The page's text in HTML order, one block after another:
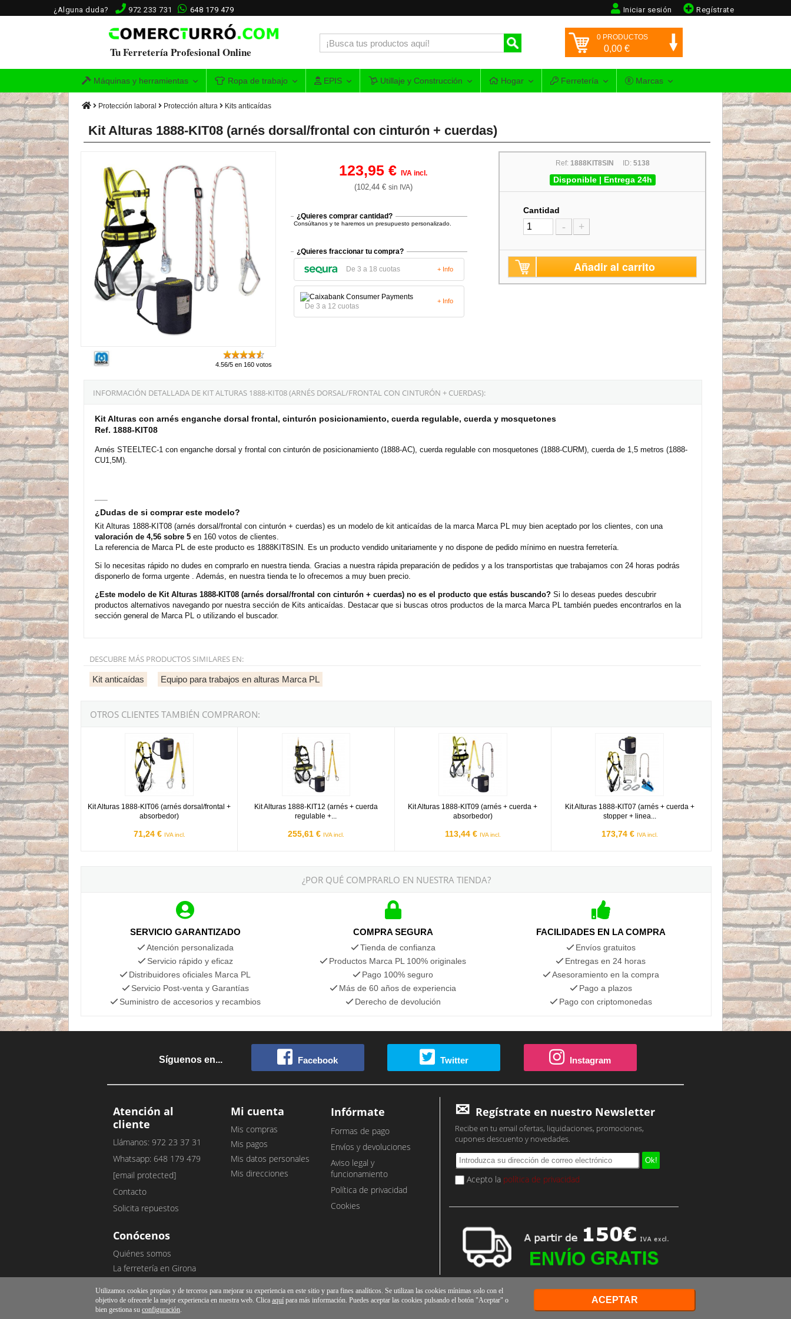
¿Alguna duda? 972 233 731 648 179 479 Regístrate
Iniciar sesión
Tu Ferretería Profesional Online
0 PRODUCTOS
0,00 €
Máquinas y herramientas Ropa de trabajo EPIS Utillaje y Construcción Hogar Ferretería Marcas
Protección laboral Protección altura Kits anticaídas
Kit Alturas 1888-KIT08 (arnés dorsal/frontal con cinturón + cuerdas)
4.56/5 en 160 votos
123,95 €IVA incl.
(102,44 € sin IVA)
¿Quieres comprar cantidad?
Consúltanos y te haremos un presupuesto personalizado.
¿Quieres fraccionar tu compra?
De 3 a 18 cuotas + Info
De 3 a 12 cuotas
+ Info
Ref: 1888KIT8SIN ID: 5138
Disponible | Entrega 24h
Cantidad
- +
Añadir al carrito
INFORMACIÓN DETALLADA DE KIT ALTURAS 1888-KIT08 (ARNÉS DORSAL/FRONTAL CON CINTURÓN + CUERDAS):
Kit Alturas con arnés enganche dorsal frontal, cinturón posicionamiento, cuerda regulable, cuerda y mosquetones
Ref. 1888-KIT08
Arnés STEELTEC-1 con enganche dorsal y frontal con cinturón de posicionamiento (1888-AC), cuerda regulable con mosquetones (1888-CURM), cuerda de 1,5 metros (1888-
CU1,5M).
¿Dudas de si comprar este modelo?
Kit Alturas 1888-KIT08 (arnés dorsal/frontal con cinturón + cuerdas) es un modelo de kit anticaídas de la marca Marca PL muy bien aceptado por los clientes, con una
valoración de 4,56 sobre 5 en 160 votos de clientes.
La referencia de Marca PL de este producto es 1888KIT8SIN. Es un producto vendido unitariamente y no dispone de pedido mínimo en nuestra ferretería.
Si lo necesitas rápido no dudes en comprarlo en nuestra tienda. Gracias a nuestra rápida preparación de pedidos y a los transportistas que trabajamos con 24 horas podrás
disponerlo de forma urgente . Además, en nuestra tienda te lo ofrecemos a muy buen precio.
¿Este modelo de Kit Alturas 1888-KIT08 (arnés dorsal/frontal con cinturón + cuerdas) no es el producto que estás buscando? Si lo deseas puedes descubrir
productos alternativos navegando por nuestra sección de Kits anticaídas. Destacar que si buscas otros productos de la marca Marca PL también puedes encontrarlos en la
sección general de Marca PL o utilizando el buscador.
DESCUBRE MÁS PRODUCTOS SIMILARES EN:
Kit anticaídas Equipo para trabajos en alturas Marca PL
OTROS CLIENTES TAMBIÉN COMPRARON:
Kit Alturas 1888-KIT06 (arnés dorsal/frontal +
absorbedor)
71,24 € IVA incl.
Kit Alturas 1888-KIT12 (arnés + cuerda
regulable +...
255,61 € IVA incl.
Kit Alturas 1888-KIT09 (arnés + cuerda +
absorbedor)
113,44 € IVA incl.
Kit Alturas 1888-KIT07 (arnés + cuerda +
stopper + linea...
173,74 € IVA incl.
Kit Alturas 1888-KIT07 (arnés + cuerda + stopper + linea vida
¿POR QUÉ COMPRARLO EN NUESTRA TIENDA?
SERVICIO GARANTIZADO
Atención personalizada
Servicio rápido y eficaz
Distribuidores oficiales Marca PL
Servicio Post-venta y Garantías
Suministro de accesorios y recambios
COMPRA SEGURA
Tienda de confianza
Productos Marca PL 100% originales
Pago 100% seguro
Más de 60 años de experiencia
Derecho de devolución
FACILIDADES EN LA COMPRA
Envíos gratuitos
Entregas en 24 horas
Asesoramiento en la compra
Pago a plazos
Pago con criptomonedas
Síguenos en... Facebook Twitter Instagram
Atención al
cliente
Llámanos: 972 23 37 31
Whatsapp: 648 179 479
[email protected]
Contacto
Solicita repuestos
Conócenos
Quiénes somos
La ferretería en Girona
Opiniones de clientes
Mi cuenta
Mis compras
Mis pagos
Mis datos personales
Mis direcciones
Infórmate
Formas de pago
Envíos y devoluciones
Aviso legal y
funcionamiento
Política de privacidad
Cookies
Regístrate en nuestro Newsletter
Recibe en tu email ofertas, liquidaciones, promociones,
cupones descuento y novedades.
Acepto la política de privacidad
Utilizamos cookies propias y de terceros para mejorar su experiencia en este sitio y para fines analíticos. Se utilizan las cookies mínimas solo con el
objetivo de ofrecerle la mejor experiencia en nuestra web. Clica aquípara más información. Puedes aceptar las cookies pulsando el botón "Aceptar" o
bien gestiona su configuración.
ACEPTAR